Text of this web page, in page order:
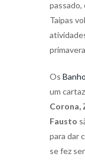
passado,
Taipas
Os
um
Corona,
Fausto
para dar
se fez